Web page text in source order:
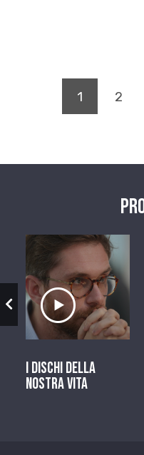
1 (pagina
2
Ascolta il
I dischi della
nostra vita